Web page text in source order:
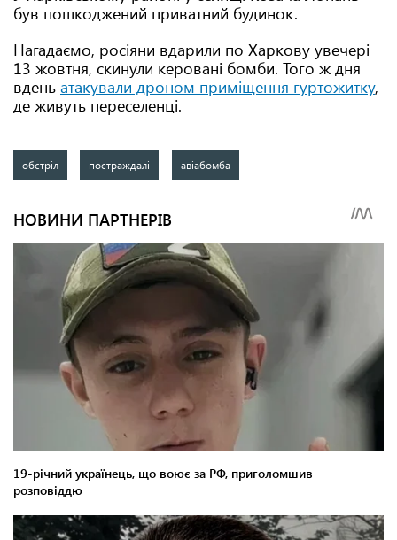
був пошкоджений приватний будинок.
Нагадаємо, росіяни вдарили по Харкову увечері
13 жовтня, скинули керовані бомби. Того ж дня
вдень атакували дроном приміщення гуртожитку,
де живуть переселенці.
обстріл постраждалі авіабомба